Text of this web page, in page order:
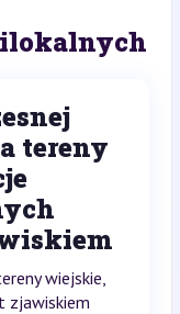
tereny
wiejskie,
zjawiskiem